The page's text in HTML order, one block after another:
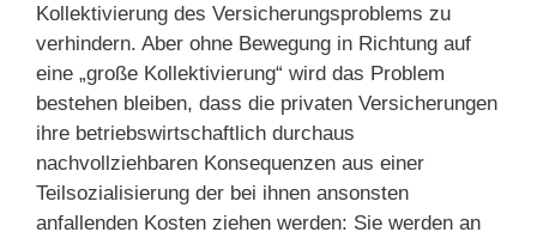
Kollektivierung des Versicherungsproblems zu
verhindern. Aber ohne Bewegung in Richtung auf
eine „große Kollektivierung“ wird das Problem
bestehen bleiben, dass die privaten Versicherungen
ihre betriebswirtschaftlich durchaus
nachvollziehbaren Konsequenzen aus einer
Teilsozialisierung der bei ihnen ansonsten
anfallenden Kosten ziehen werden: Sie werden an